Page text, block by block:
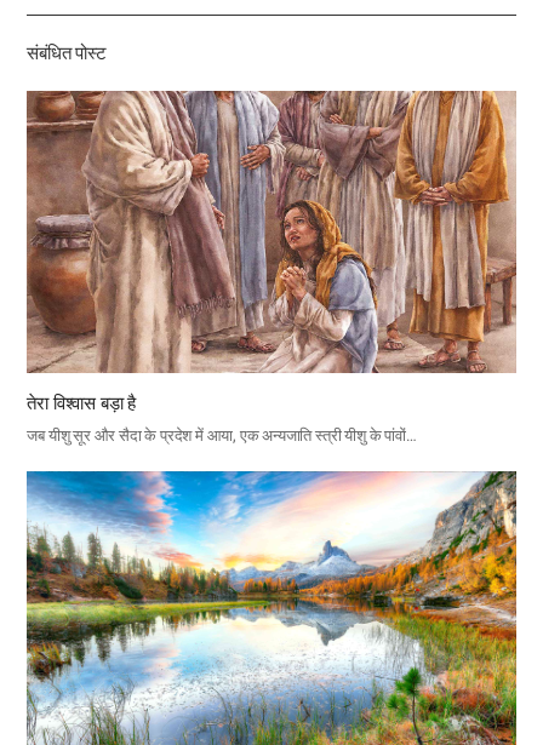
기
संबंधित पोस्ट
तेरा विश्वास बड़ा है
जब यीशु सूर और सैदा के प्रदेश में आया, एक अन्यजाति स्त्री यीशु के पांवों…